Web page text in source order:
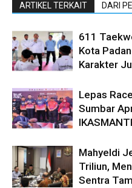
ARTIKEL TERKAIT DARI
611
Kota
Karakter
Lepas
Sumbar
Mahyeldi
Triliun,
Sentra